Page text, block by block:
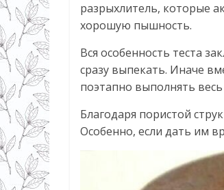
разрыхлитель, которые
хорошую пышность.
Вся особенность теста
сразу выпекать. Иначе
поэтапно выполнять весь
Благодаря пористой
Особенно, если дать им